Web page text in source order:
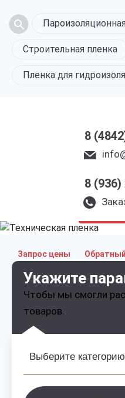
Строительная пленка
Пленка для
8
8
в
Запрос цены
Укажите
Чтобы мы смогли
товаров.